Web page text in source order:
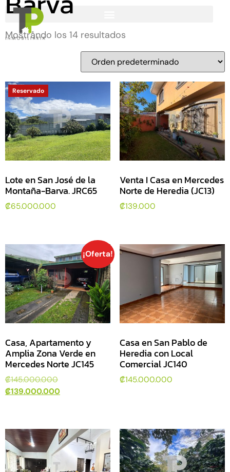
Mostrando los 14 resultados
Reservado
Lote en San José de la
Montaña-Barva. JRC65
₡65.000.000
Venta I Casa en Mercedes
Norte de Heredia (JC13)
₡139.000
¡Oferta!
Casa, Apartamento y
Amplia Zona Verde en
Mercedes Norte JC145
₡145.000.000
₡139.000.000
Casa en San Pablo de
Heredia con Local
Comercial JC140
₡145.000.000